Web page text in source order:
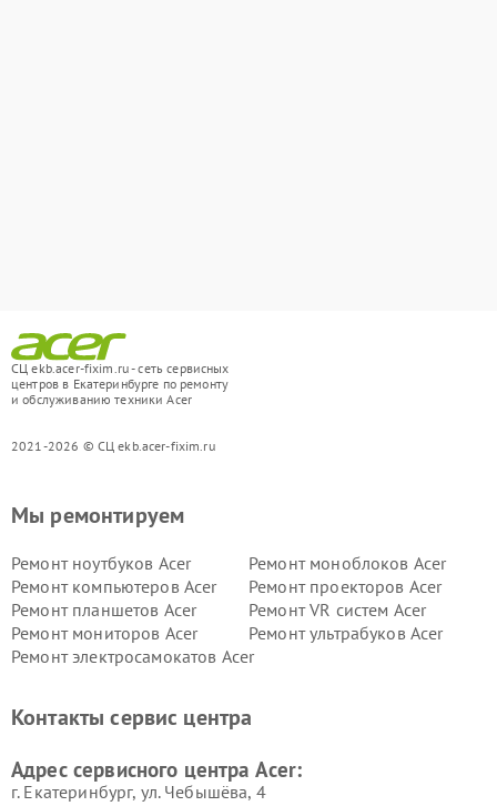
СЦ ekb.acer-fixim.ru - сеть сервисных
центров в Екатеринбурге по ремонту
и обслуживанию техники Acer
2021-2026 © СЦ ekb.acer-fixim.ru
Мы ремонтируем
Ремонт ноутбуков Acer
Ремонт моноблоков Acer
Ремонт компьютеров Acer
Ремонт проекторов Acer
Ремонт планшетов Acer
Ремонт VR систем Acer
Ремонт мониторов Acer
Ремонт ультрабуков Acer
Ремонт электросамокатов Acer
Контакты сервис центра
Адрес сервисного центра Acer:
г. Екатеринбург, ул. Чебышёва, 4